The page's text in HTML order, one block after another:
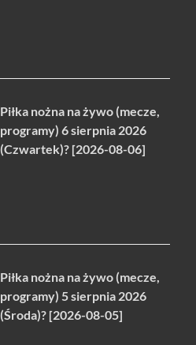
Piłka nożna na żywo (mecze,
programy) 6 sierpnia 2026
(Czwartek)? [2026-08-06]
Piłka nożna na żywo (mecze,
programy) 5 sierpnia 2026
(Środa)? [2026-08-05]